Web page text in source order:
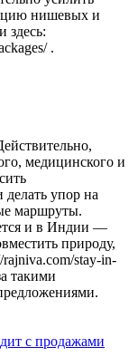
нишевых и
здесь:
.
медицинского и
делать упор на
маршруты.
и в Индии —
природу,
stay-in-
такими
с продажами